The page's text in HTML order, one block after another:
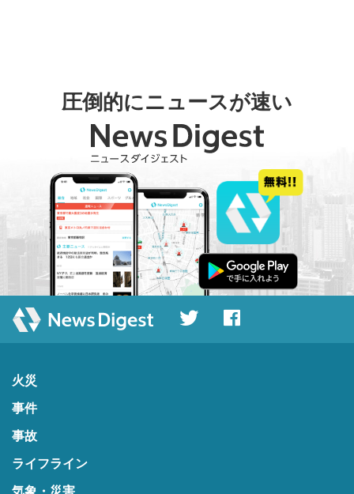
圧倒的にニュースが速い
火災
事件
事故
ライフライン